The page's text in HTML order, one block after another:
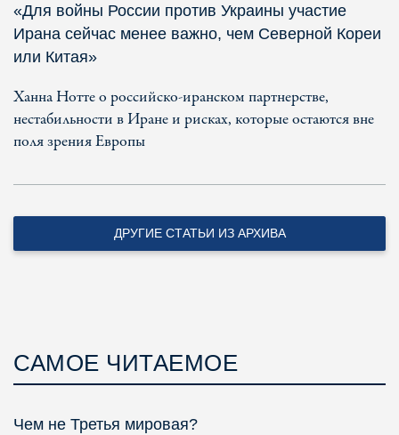
«Для войны России против Украины участие
Ирана сейчас менее важно, чем Северной Кореи
или Китая»
Ханна Нотте о российско-иранском партнерстве,
нестабильности в Иране и рисках, которые остаются вне
поля зрения Европы
ДРУГИЕ СТАТЬИ ИЗ АРХИВА
САМОЕ ЧИТАЕМОЕ
Чем не Третья мировая?